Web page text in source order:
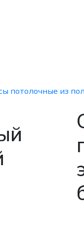
потолочные из